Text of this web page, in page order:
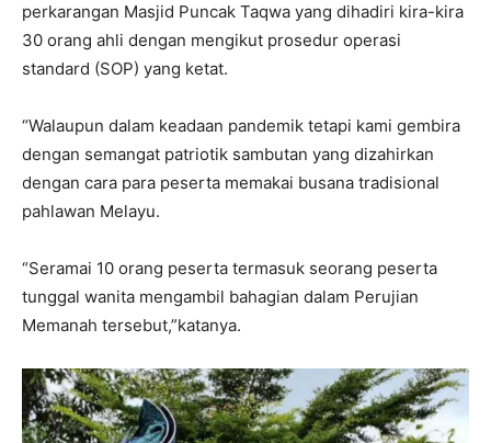
perkarangan Masjid Puncak Taqwa yang dihadiri kira-kira
30 orang ahli dengan mengikut prosedur operasi
standard (SOP) yang ketat.
“Walaupun dalam keadaan pandemik tetapi kami gembira
dengan semangat patriotik sambutan yang dizahirkan
dengan cara para peserta memakai busana tradisional
pahlawan Melayu.
“Seramai 10 orang peserta termasuk seorang peserta
tunggal wanita mengambil bahagian dalam Perujian
Memanah tersebut,”katanya.